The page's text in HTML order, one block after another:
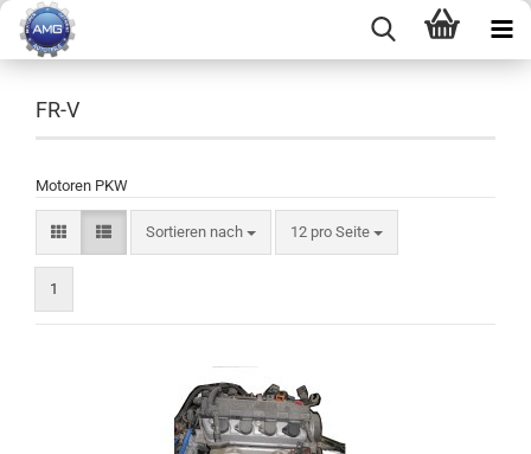
FR-V
Motoren PKW
Sortieren nach 12 pro Seite
1